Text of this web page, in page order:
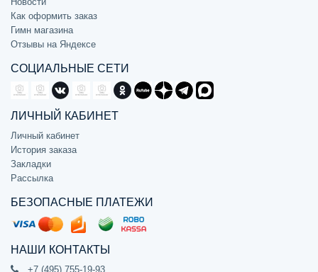
Как оформить заказ
Гимн магазина
Отзывы на Яндексе
СОЦИАЛЬНЫЕ СЕТИ
ЛИЧНЫЙ КАБИНЕТ
Личный кабинет
История заказа
Закладки
Рассылка
БЕЗОПАСНЫЕ ПЛАТЕЖИ
НАШИ КОНТАКТЫ
+7 (495) 755-19-93